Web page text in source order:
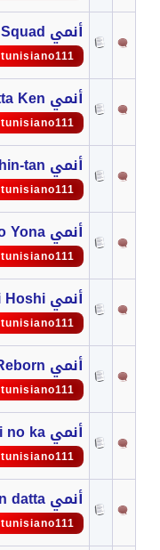
أنمي Isekai Suicide Squad: الكشف عن شارة البداية
tunisiano111
أنمي Tensei shitara Slime Datta Ken: تأكيد عرض الموسم 4 على 5 أقسام
tunisiano111
أنمي Bleach: Sennen Kessen-hen - Kashin-tan: الكشف عن موعد الفيديو الترويجي
tunisiano111
أنمي Akatsuki no Yona: الإعلان عن موسم جديد
tunisiano111
أنمي Taiyou yori mo Mabushii Hoshi: الإعلان عن الموسم 2
tunisiano111
أنمي Katekyou Hitman Reborn: إطلاق مشروع جديد
tunisiano111
أنمي Naze Boku no Sekai wo Daremo Oboeteinai no ka: الكشف عن الفيديو الترويجي الرئيسي
tunisiano111
أنمي Maougun Saikyou no Majutsushi wa Ningen datta: الكشف عن فيديو ترويجي جديد و شارة النهاية
tunisiano111